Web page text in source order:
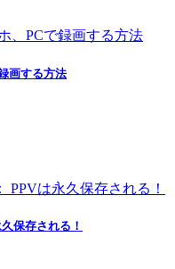
画する方法
保存される！